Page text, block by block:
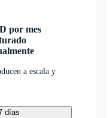
por mes
a escala y
días